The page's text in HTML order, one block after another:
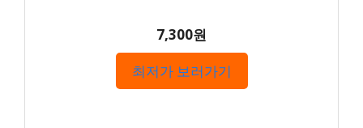
7,300원
최저가 보러가기